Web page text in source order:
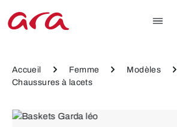
Passer au contenu principal
Accueil Femme
Modèles
Chaussures à lacets
Ignorer la galerie d'images